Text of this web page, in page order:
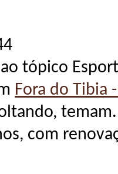
tópico
Fora do Tibia
com